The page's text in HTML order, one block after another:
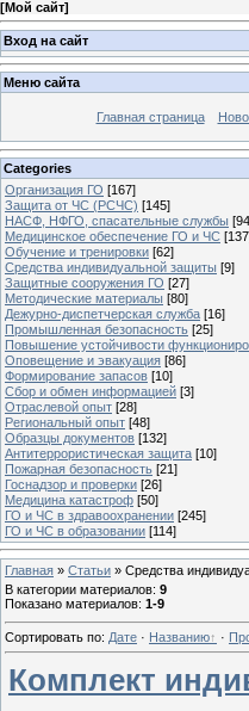
[Мой сайт]
Вход на сайт
Меню сайта
Главная страница
Categories
Организация ГО [167]
Защита от ЧС (РСЧС) [145]
НАСФ, НФГО, спасательные службы
Медицинское обеспечение ГО и ЧС
Обучение и тренировки [62]
Средства индивидуальной защиты [9]
Защитные сооружения ГО [27]
Методические материалы [80]
Дежурно-диспетчерская служба [16]
Промышленная безопасность [25]
Повышение устойчивости
Оповещение и эвакуация [86]
Формирование запасов [10]
Сбор и обмен информацией [3]
Отраслевой опыт [28]
Региональный опыт [48]
Образцы документов [132]
Антитеррористическая защита [10]
Пожарная безопасность [21]
Госнадзор и проверки [26]
Медицина катастроф [50]
ГО и ЧС в здравоохранении [245]
ГО и ЧС в образовании [114]
Главная » Статьи » Средства
В категории материалов: 9
Показано материалов: 1-9
Сортировать по: Дате · Названию ·
Комплект